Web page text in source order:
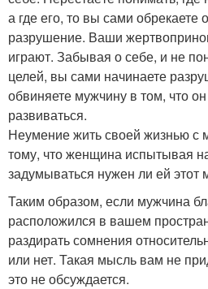
а где его, то вы сами обрекаете
разрушение. Ваши
играют. Забывая о себе, и не
целей, вы сами начинаете
обвиняете мужчину в том, что
развиваться.
Неумение жить своей жизнью с
тому, что женщина испытывая
задумываться нужен ли ей этот
Таким образом, если мужчина
расположился в вашем
раздирать сомнения
или нет. Такая мысль вам не
это не обсуждается.